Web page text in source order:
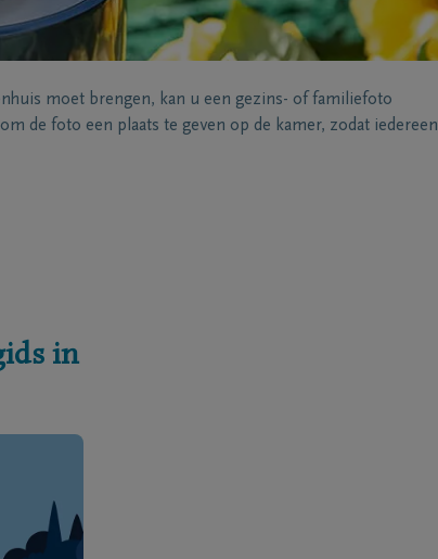
moet brengen, kan u een gezins- of familiefoto
de foto een plaats te geven op de kamer, zodat iedereen
in